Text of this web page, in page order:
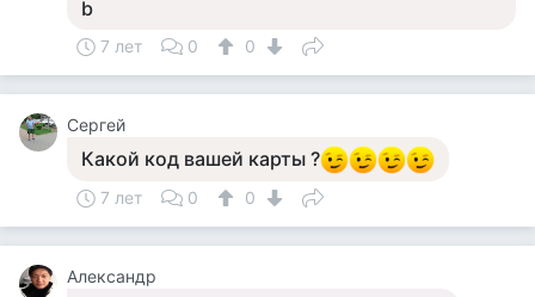
b
7 лет 0 0
Сергей
Какой код вашей карты ?
7 лет 0 0
Александр